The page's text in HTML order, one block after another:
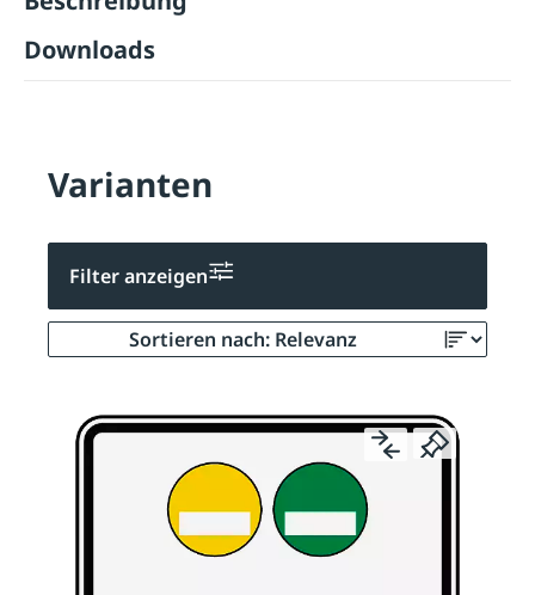
Downloads
Varianten
Filter anzeigen